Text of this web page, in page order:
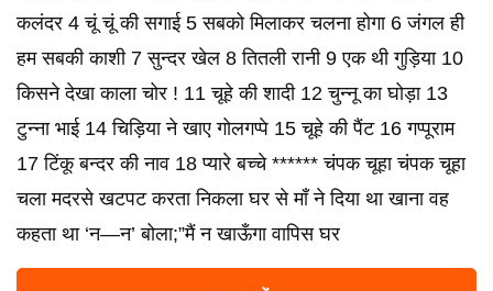
कलंदर 4 चूं चूं की सगाई 5 सबको मिलाकर चलना होगा 6 जंगल ही
हम सबकी काशी 7 सुन्दर खेल 8 तितली रानी 9 एक थी गुड़िया 10
किसने देखा काला चोर ! 11 चूहे की शादी 12 चुन्नू का घोड़ा 13
टुन्ना भाई 14 चिड़िया ने खाए गोलगप्पे 15 चूहे की पैंट 16 गप्पूराम
17 टिंकू बन्दर की नाव 18 प्यारे बच्चे ****** चंपक चूहा चंपक चूहा
चला मदरसे खटपट करता निकला घर से माँ ने दिया था खाना वह
कहता था ‘न—न’ बोला;”मैं न खाऊँगा वापिस घर